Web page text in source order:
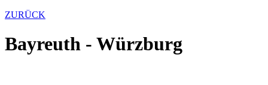
ZURÜCK
Bayreuth - Würzburg